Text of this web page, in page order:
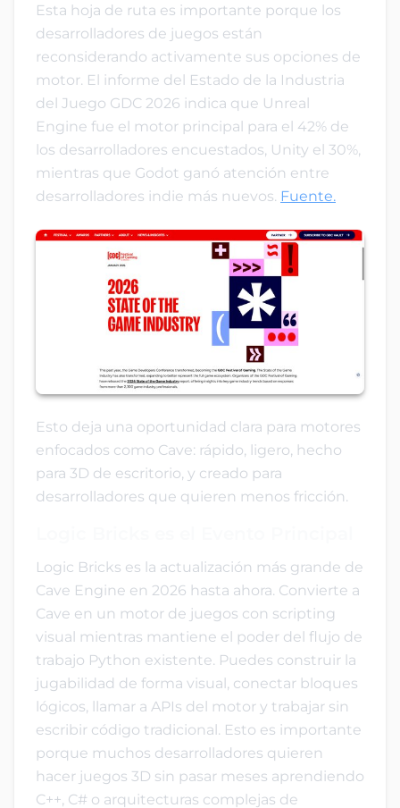
Esta hoja de ruta es importante porque los
desarrolladores de juegos están
reconsiderando activamente sus opciones de
motor. El informe del Estado de la Industria
del Juego GDC 2026 indica que Unreal
Engine fue el motor principal para el 42% de
los desarrolladores encuestados, Unity el 30%,
mientras que Godot ganó atención entre
desarrolladores indie más nuevos. Fuente.
Esto deja una oportunidad clara para motores
enfocados como Cave: rápido, ligero, hecho
para 3D de escritorio, y creado para
desarrolladores que quieren menos fricción.
Logic Bricks es la actualización más grande de
Cave Engine en 2026 hasta ahora. Convierte a
Cave en un motor de juegos con scripting
visual mientras mantiene el poder del flujo de
trabajo Python existente. Puedes construir la
jugabilidad de forma visual, conectar bloques
lógicos, llamar a APIs del motor y trabajar sin
escribir código tradicional. Esto es importante
porque muchos desarrolladores quieren
hacer juegos 3D sin pasar meses aprendiendo
C++, C# o arquitecturas complejas de